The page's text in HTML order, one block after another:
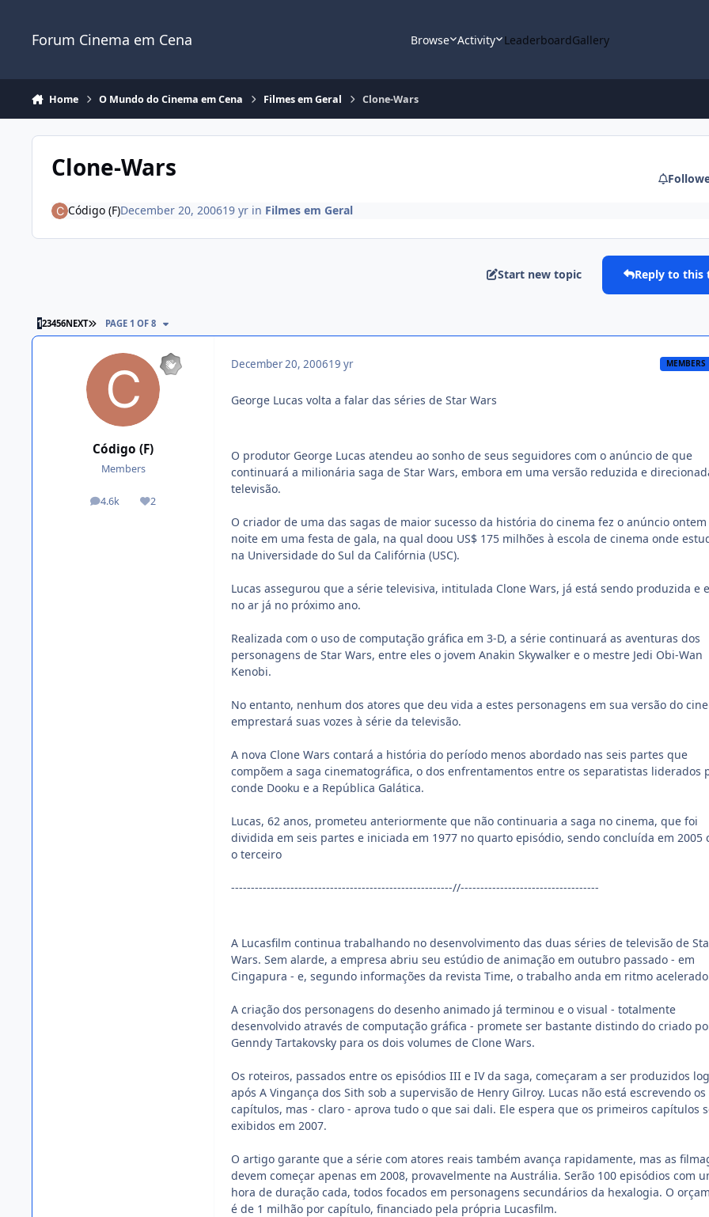
Forum Cinema em Cena Browse Activity LeaderboardGallery
Home O Mundo do Cinema em Cena Filmes em Geral Clone-Wars
Clone-Wars
Código (F)December 20, 200619 yrin Filmes em Geral
Start new topic Reply to this
123456NEXT PAGE 1 OF 8
Código (F)
Members
4.6k
posts 2
Reputation
December 20, 200619 yr MEMBERS
George Lucas volta a falar das séries de Star Wars
O produtor George Lucas atendeu ao sonho de seus seguidores com o anúncio de que
continuará a milionária saga de Star Wars, embora em uma versão reduzida e
televisão.
O criador de uma das sagas de maior sucesso da história do cinema fez o anúncio ontem
noite em uma festa de gala, na qual doou US$ 175 milhões à escola de cinema onde
na Universidade do Sul da Califórnia (USC).
Lucas assegurou que a série televisiva, intitulada Clone Wars, já está sendo produzida e
no ar já no próximo ano.
Realizada com o uso de computação gráfica em 3-D, a série continuará as aventuras dos
personagens de Star Wars, entre eles o jovem Anakin Skywalker e o mestre Jedi Obi-Wan
Kenobi.
No entanto, nenhum dos atores que deu vida a estes personagens em sua versão do
emprestará suas vozes à série da televisão.
A nova Clone Wars contará a história do período menos abordado nas seis partes que
compõem a saga cinematográfica, o dos enfrentamentos entre os separatistas liderados
conde Dooku e a República Galática.
Lucas, 62 anos, prometeu anteriormente que não continuaria a saga no cinema, que foi
dividida em seis partes e iniciada em 1977 no quarto episódio, sendo concluída em 2005
o terceiro
--------------------------------------------------------//-----------------------------------
A Lucasfilm continua trabalhando no desenvolvimento das duas séries de televisão de
Wars. Sem alarde, a empresa abriu seu estúdio de animação em outubro passado - em
Cingapura - e, segundo informações da revista Time, o trabalho anda em ritmo
A criação dos personagens do desenho animado já terminou e o visual - totalmente
desenvolvido através de computação gráfica - promete ser bastante distindo do criado
Genndy Tartakovsky para os dois volumes de Clone Wars.
Os roteiros, passados entre os episódios III e IV da saga, começaram a ser produzidos
após A Vingança dos Sith sob a supervisão de Henry Gilroy. Lucas não está escrevendo os
capítulos, mas - claro - aprova tudo o que sai dali. Ele espera que os primeiros capítulos
exibidos em 2007.
O artigo garante que a série com atores reais também avança rapidamente, mas as
devem começar apenas em 2008, provavelmente na Austrália. Serão 100 episódios com
hora de duração cada, todos focados em personagens secundários da hexalogia. O
é de 1 milhão por capítulo, financiado pela própria Lucasfilm.